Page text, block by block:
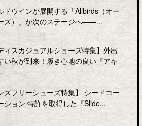
ドウインが展開する「Allbirds（オー
ズ）」が次のステージへ――...
ィスカジュアルシューズ特集】外出
い秋が到来！履き心地の良い『アキ
ズフリーシューズ特集】 シードコー
ション 特許を取得した『Slide...